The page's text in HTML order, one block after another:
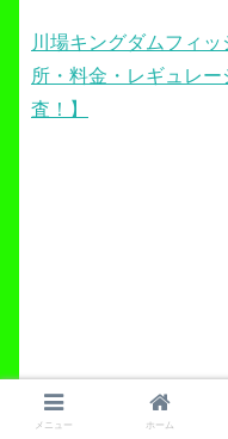
川場キングダムフィ
所・料金・レギュレ
査！】
宮城アングラー
メニュー ホーム